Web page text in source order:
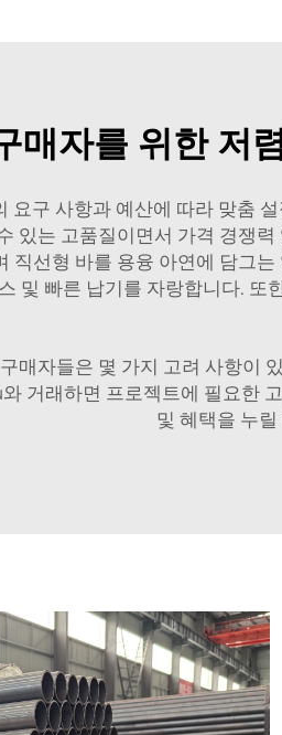
매자를 위한 저
구 사항과 예산에 따라 맞춤
있는 고품질이면서 가격 경쟁
직선형 바를 용융 아연에 담그
및 빠른 납기를 자랑합니다. 또
매자들은 몇 가지 고려 사항
거래하면 프로젝트에 필요한
및 혜택을 누